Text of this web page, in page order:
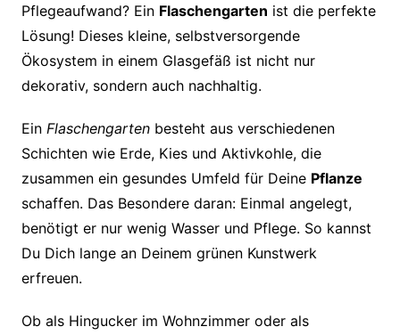
Pflegeaufwand? Ein Flaschengarten ist die perfekte
Lösung! Dieses kleine, selbstversorgende
Ökosystem in einem Glasgefäß ist nicht nur
dekorativ, sondern auch nachhaltig.
Ein Flaschengartenbesteht aus verschiedenen
Schichten wie Erde, Kies und Aktivkohle, die
zusammen ein gesundes Umfeld für Deine Pflanze
schaffen. Das Besondere daran: Einmal angelegt,
benötigt er nur wenig Wasser und Pflege. So kannst
Du Dich lange an Deinem grünen Kunstwerk
erfreuen.
Ob als Hingucker im Wohnzimmer oder als